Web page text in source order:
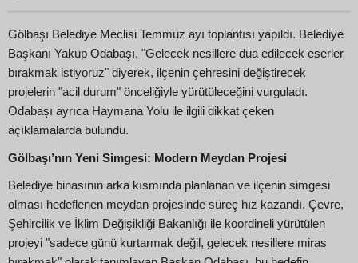
Gölbaşı Belediye Meclisi Temmuz ayı toplantısı yapıldı. Belediye
Başkanı Yakup Odabaşı, "Gelecek nesillere dua edilecek eserler
bırakmak istiyoruz" diyerek, ilçenin çehresini değiştirecek
projelerin "acil durum" önceliğiyle yürütüleceğini vurguladı.
Odabaşı ayrıca Haymana Yolu ile ilgili dikkat çeken
açıklamalarda bulundu.
Gölbaşı’nın Yeni Simgesi: Modern Meydan Projesi
Belediye binasının arka kısmında planlanan ve ilçenin simgesi
olması hedeflenen meydan projesinde süreç hız kazandı. Çevre,
Şehircilik ve İklim Değişikliği Bakanlığı ile koordineli yürütülen
projeyi "sadece günü kurtarmak değil, gelecek nesillere miras